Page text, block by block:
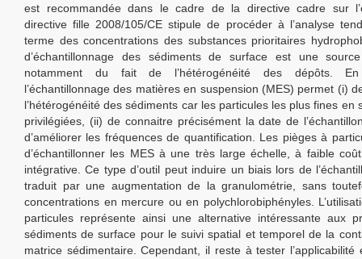
est recommandée dans le cadre de la directive cadre sur
directive fille 2008/105/CE stipule de procéder à l’analyse
terme des concentrations des substances prioritaires
d’échantillonnage des sédiments de surface est une
notamment du fait de l’hétérogénéité des dépôts. En
l’échantillonnage des matières en suspension (MES) permet (i)
l’hétérogénéité des sédiments car les particules les plus fines en
privilégiées, (ii) de connaitre précisément la date de
d’améliorer les fréquences de quantification. Les pièges à
d’échantillonner les MES à une très large échelle, à faible
intégrative. Ce type d’outil peut induire un biais lors de
traduit par une augmentation de la granulométrie, sans
concentrations en mercure ou en polychlorobiphényles.
particules représente ainsi une alternative intéressante aux
sédiments de surface pour le suivi spatial et temporel de la
matrice sédimentaire. Cependant, il reste à tester l’applicabilité